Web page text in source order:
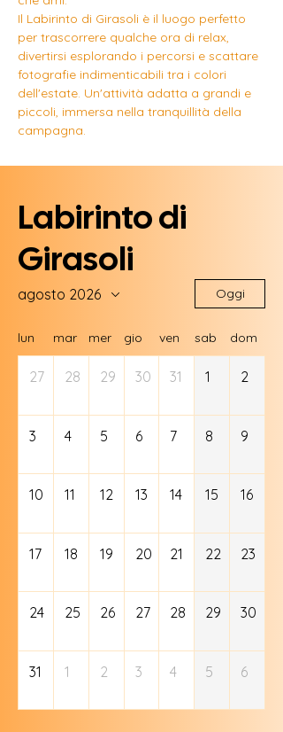
Il Labirinto di Girasoli è il luogo perfetto
per trascorrere qualche ora di relax,
divertirsi esplorando i percorsi e scattare
fotografie indimenticabili tra i colori
dell'estate. Un'attività adatta a grandi e
piccoli, immersa nella tranquillità della
campagna.
Labirinto di
Girasoli
agosto 2026 Oggi
lun mar mer gio ven sab dom
27 28 29 30 31 1 2
3 4 5 6 7 8 9
10 11 12 13 14 15 16
17 18 19 20 21 22 23
24 25 26 27 28 29 30
31 1 2 3 4 5 6